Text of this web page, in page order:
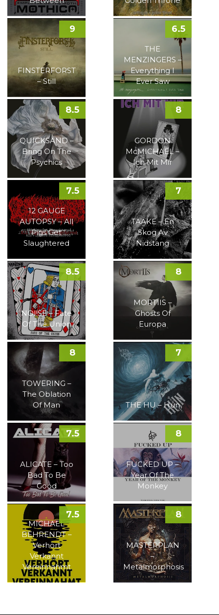
FINSTERFORST
– Still
9
THE
MENZINGERS –
Everything I
Ever Saw
6.5
QUICKSAND –
Bring On The
Psychics
8.5
GORDON
McMICHAEL –
Ich Mit Mir
8
12 GAUGE
AUTOPSY – All
Pigs Get
Slaughtered
7.5
TAAKE – En
Skog Av
Nidstang
7
NOI!SE – Fate
Of The Union
8.5
MORTIIS –
Ghosts Of
Europa
8
TOWERING –
The Oblation
Of Man
8
THE HU – Hun
7
ALICATE – Too
Bad To Be
Good
7.5
FUCKED UP –
Year Of The
Monkey
8
MICHAEL
BEHRENDT –
Verhört
Verkannt
Vereinnahmt
7.5
MASTERPLAN
–
Metalmorphosis
8